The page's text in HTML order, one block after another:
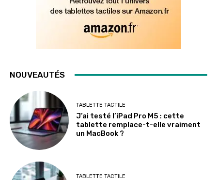
NOUVEAUTÉS
TABLETTE TACTILE
J’ai testé l’iPad Pro M5 : cette
tablette remplace-t-elle vraiment
un MacBook ?
TABLETTE TACTILE